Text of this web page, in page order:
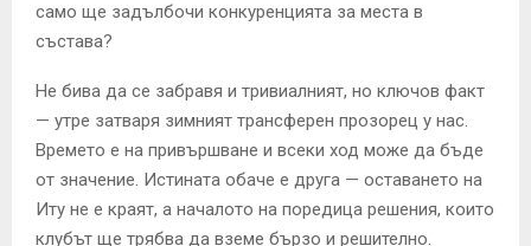
само ще задълбочи конкуренцията за места в
състава?
Не бива да се забравя и тривиалният, но ключов факт
— утре затваря зимният трансферен прозорец у нас.
Времето е на привършване и всеки ход може да бъде
от значение. Истината обаче е друга — оставането на
Иту не е краят, а началото на поредица решения, които
клубът ще трябва да вземе бързо и решително.